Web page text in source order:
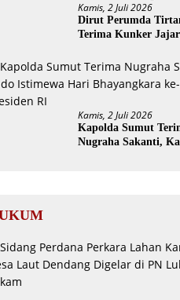
Kamis, 2 Juli 2026
Dirut Perumda
Terima Kunker
Kamis, 2 Juli 2026
Kapolda Sumut
Nugraha Sakanti,